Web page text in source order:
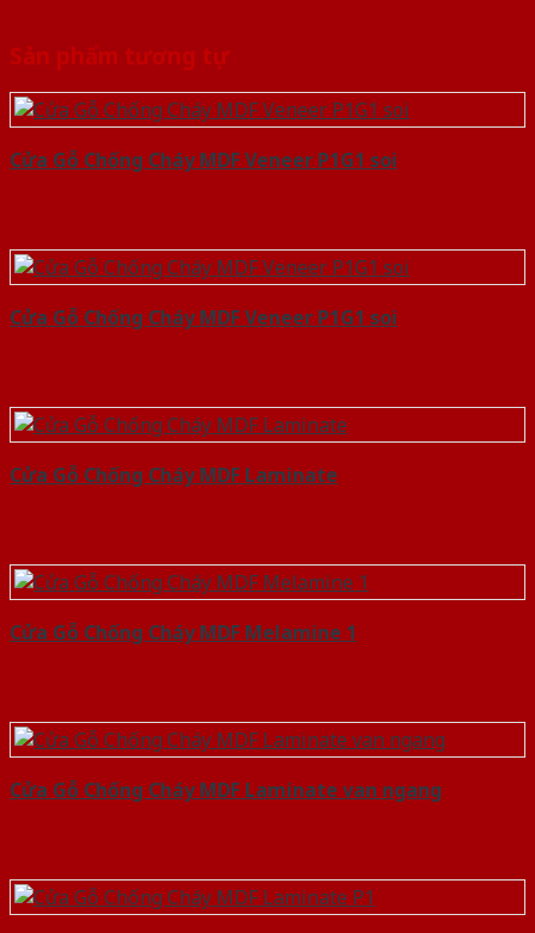
Sản phẩm tương tự
Cửa Gỗ Chống Cháy MDF Veneer P1G1 soi
Cửa Gỗ Chống Cháy MDF Veneer P1G1 soi
Cửa Gỗ Chống Cháy MDF Laminate
Cửa Gỗ Chống Cháy MDF Melamine 1
Cửa Gỗ Chống Cháy MDF Laminate van ngang